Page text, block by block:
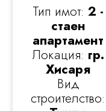
Тип имот:2 -
стаен
апартамент
Локация: гр.
Хисаря
Вид
строителство: